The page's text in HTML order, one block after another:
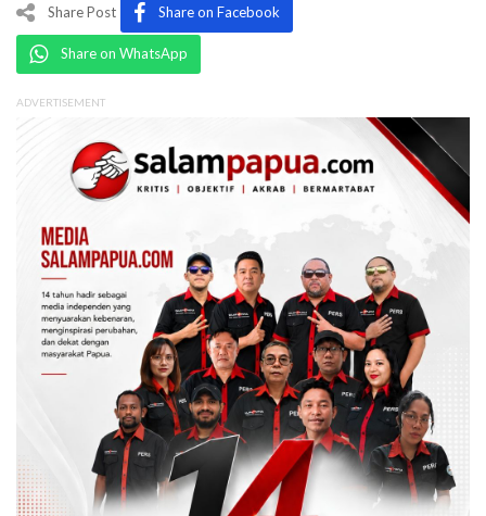
Share Post Share on Facebook
Share on WhatsApp
ADVERTISEMENT